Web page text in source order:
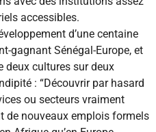
accessibles.
d’une centaine
gagnant Sénégal-Europe, et
deux cultures sur deux
: “Découvrir par hasard
ou secteurs vraiment
de nouveaux emplois formels